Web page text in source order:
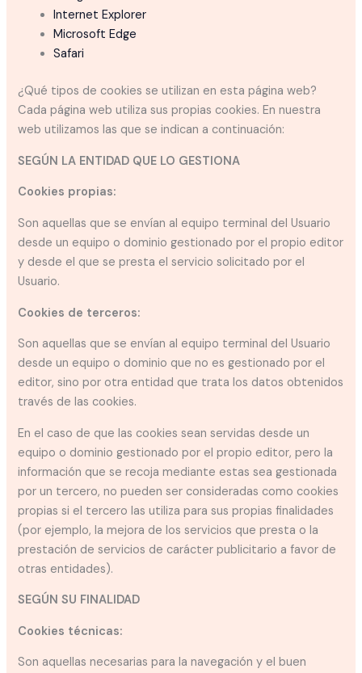
Internet Explorer
Microsoft Edge
Safari
¿Qué tipos de cookies se utilizan en esta página web?
Cada página web utiliza sus propias cookies. En nuestra
web utilizamos las que se indican a continuación:
SEGÚN LA ENTIDAD QUE LO GESTIONA
Cookies propias:
Son aquellas que se envían al equipo terminal del Usuario
desde un equipo o dominio gestionado por el propio editor
y desde el que se presta el servicio solicitado por el
Usuario.
Cookies de terceros:
Son aquellas que se envían al equipo terminal del Usuario
desde un equipo o dominio que no es gestionado por el
editor, sino por otra entidad que trata los datos obtenidos
través de las cookies.
En el caso de que las cookies sean servidas desde un
equipo o dominio gestionado por el propio editor, pero la
información que se recoja mediante estas sea gestionada
por un tercero, no pueden ser consideradas como cookies
propias si el tercero las utiliza para sus propias finalidades
(por ejemplo, la mejora de los servicios que presta o la
prestación de servicios de carácter publicitario a favor de
otras entidades).
SEGÚN SU FINALIDAD
Cookies técnicas:
Son aquellas necesarias para la navegación y el buen